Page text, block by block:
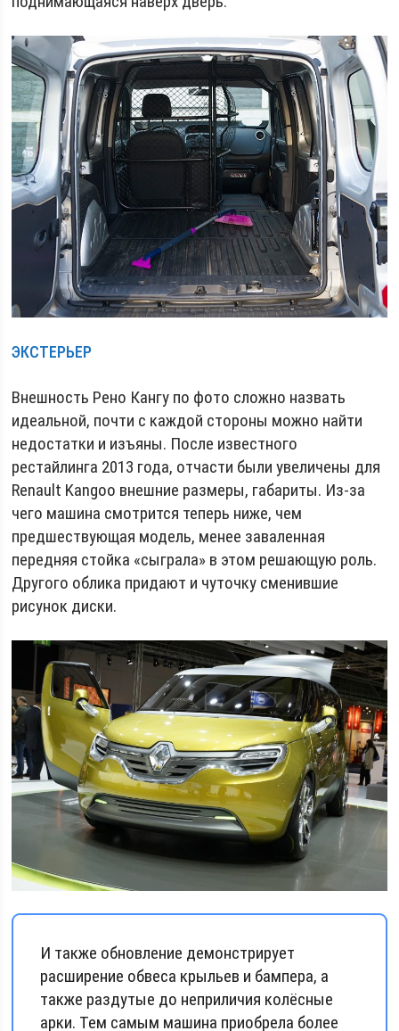
ЭКСТЕРЬЕР
Внешность Рено Кангу по фото сложно назвать
идеальной, почти с каждой стороны можно найти
недостатки и изъяны. После известного
рестайлинга 2013 года, отчасти были увеличены для
Renault Kangoo внешние размеры, габариты. Из-за
чего машина смотрится теперь ниже, чем
предшествующая модель, менее заваленная
передняя стойка «сыграла» в этом решающую роль.
Другого облика придают и чуточку сменившие
рисунок диски.
И также обновление демонстрирует
расширение обвеса крыльев и бампера, а
также раздутые до неприличия колёсные
арки. Тем самым машина приобрела более